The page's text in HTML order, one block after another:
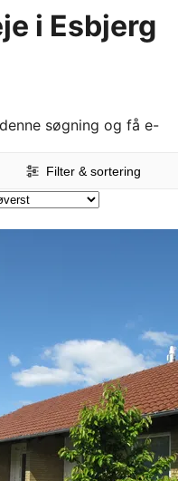
i Esbjerg
søgning og få e-
Filter & sortering